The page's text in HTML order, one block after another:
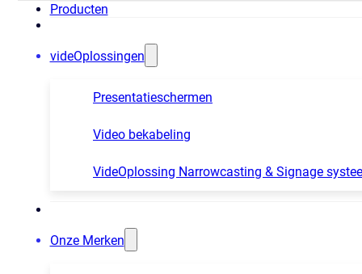
Producten
videOplossingen
Presentatieschermen
Video bekabeling
VideOplossing Narrowcasting & Signage
Onze Merken